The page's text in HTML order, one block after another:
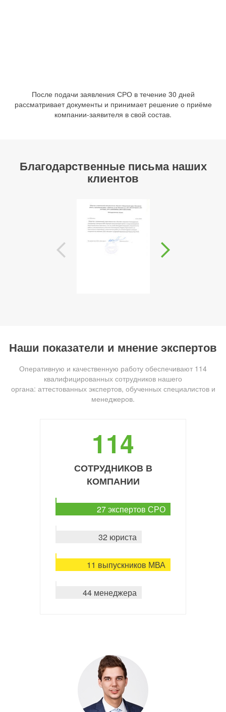
После подачи заявления СРО в течение 30 дней
рассматривает документы и принимает решение о приёме
компании-заявителя в свой состав.
Благодарственные письма наших
клиентов
Наши показатели и мнение экспертов
Оперативную и качественную работу обеспечивают 114
квалифицированных сотрудников нашего
органа: аттестованных экспертов, обученных специалистов и
менеджеров.
114
СОТРУДНИКОВ В
КОМПАНИИ
27 экспертов СРО
32 юриста
11 выпускников МВА
44 менеджера